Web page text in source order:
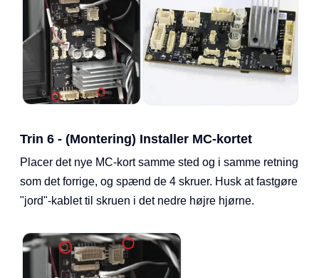
Trin 6 - (Montering) Installer MC-kortet
Placer det nye MC-kort samme sted og i samme retning
som det forrige, og spænd de 4 skruer. Husk at fastgøre
"jord"-kablet til skruen i det nedre højre hjørne.